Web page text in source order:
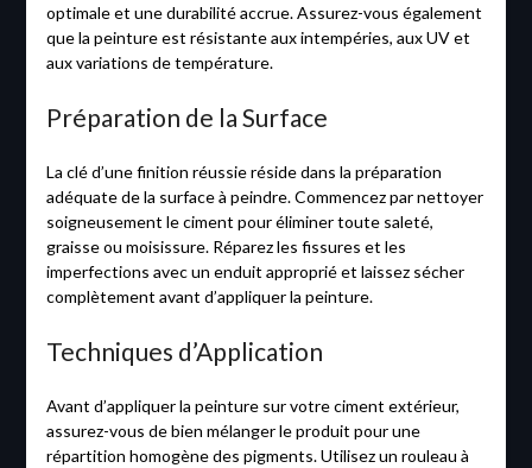
optimale et une durabilité accrue. Assurez-vous également
que la peinture est résistante aux intempéries, aux UV et
aux variations de température.
Préparation de la Surface
La clé d’une finition réussie réside dans la préparation
adéquate de la surface à peindre. Commencez par nettoyer
soigneusement le ciment pour éliminer toute saleté,
graisse ou moisissure. Réparez les fissures et les
imperfections avec un enduit approprié et laissez sécher
complètement avant d’appliquer la peinture.
Techniques d’Application
Avant d’appliquer la peinture sur votre ciment extérieur,
assurez-vous de bien mélanger le produit pour une
répartition homogène des pigments. Utilisez un rouleau à